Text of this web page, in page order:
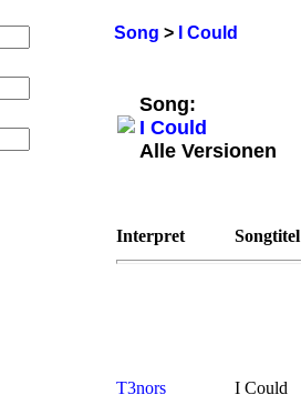
Song > I Could
Song:
I Could
Alle Versionen
Interpret Songtitel
T3nors I Could